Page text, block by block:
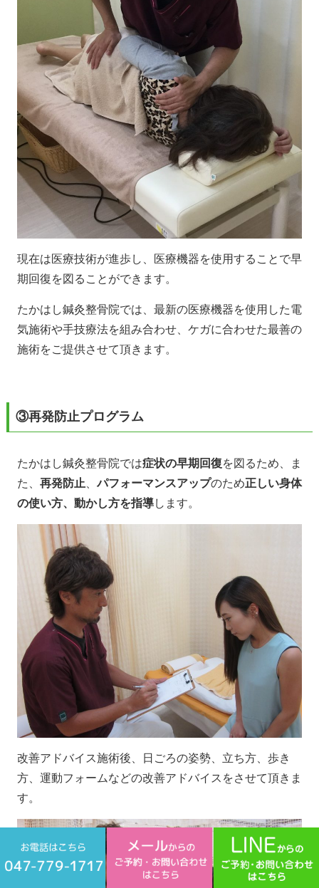
現在は医療技術が進歩し、医療機器を使用することで早
期回復を図ることができます。
たかはし鍼灸整骨院では、最新の医療機器を使用した電
気施術や手技療法を組み合わせ、ケガに合わせた最善の
施術をご提供させて頂きます。
③再発防止プログラム
たかはし鍼灸整骨院では症状の早期回復を図るため、ま
た、 再発防止 、パフォーマンスアップのため正しい身体
の使い方、動かし方を指導します。
改善アドバイス施術後、日ごろの姿勢、立ち方、歩き
方、運動フォームなどの改善アドバイスをさせて頂きま
す。